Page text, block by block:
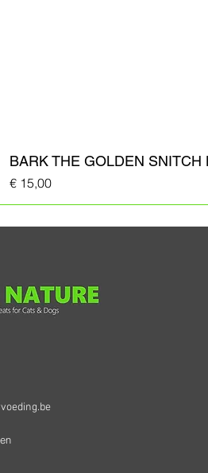
BARK THE GOLDEN
Prijs
€ 15,00